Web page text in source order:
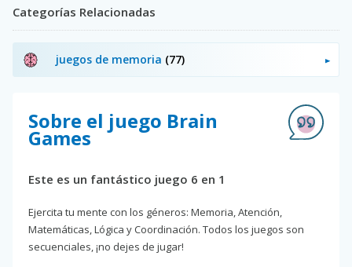
Categorías Relacionadas
juegos de memoria (77)
Sobre el juego Brain
Games
Este es un fantástico juego 6 en 1
Ejercita tu mente con los géneros: Memoria, Atención,
Matemáticas, Lógica y Coordinación. Todos los juegos son
secuenciales, ¡no dejes de jugar!